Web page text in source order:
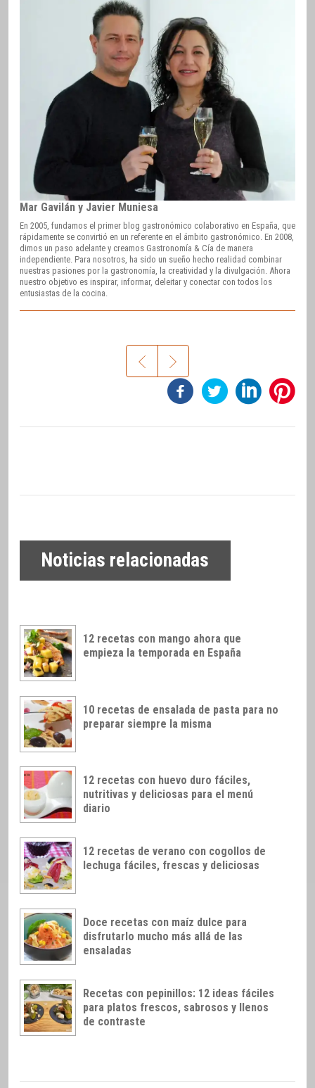
Mar Gavilán y Javier Muniesa
En 2005, fundamos el primer blog gastronómico colaborativo en España, que
rápidamente se convirtió en un referente en el ámbito gastronómico. En 2008,
dimos un paso adelante y creamos Gastronomía & Cía de manera
independiente. Para nosotros, ha sido un sueño hecho realidad combinar
nuestras pasiones por la gastronomía, la creatividad y la divulgación. Ahora
nuestro objetivo es inspirar, informar, deleitar y conectar con todos los
entusiastas de la cocina.
Noticias relacionadas
12 recetas con mango ahora que
empieza la temporada en España
10 recetas de ensalada de pasta para no
preparar siempre la misma
12 recetas con huevo duro fáciles,
nutritivas y deliciosas para el menú
diario
12 recetas de verano con cogollos de
lechuga fáciles, frescas y deliciosas
Doce recetas con maíz dulce para
disfrutarlo mucho más allá de las
ensaladas
Recetas con pepinillos: 12 ideas fáciles
para platos frescos, sabrosos y llenos
de contraste